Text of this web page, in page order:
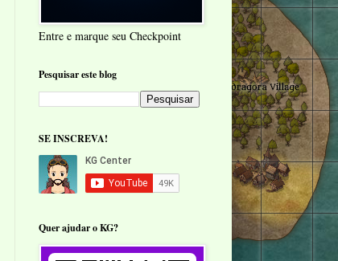
Entre e marque seu Checkpoint
Pesquisar este blog
SE INSCREVA!
Quer ajudar o KG?